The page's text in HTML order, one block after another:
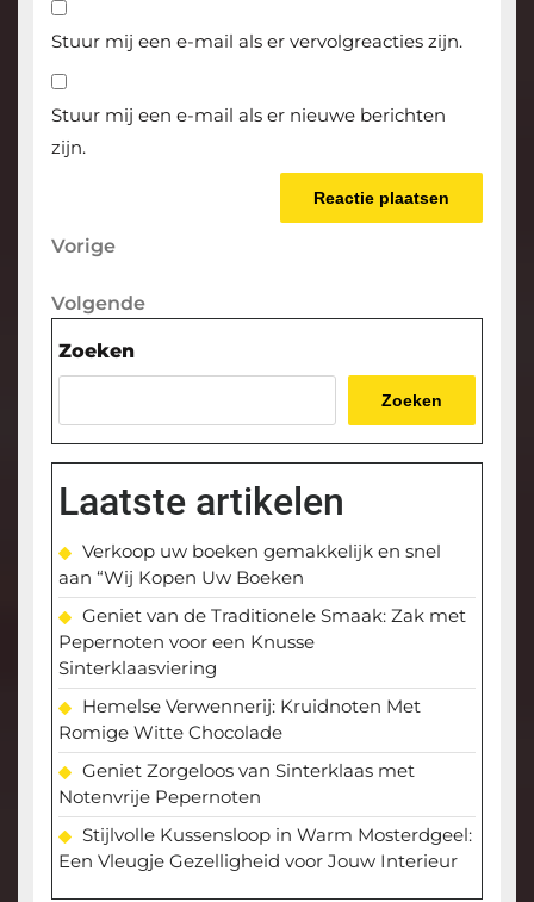
Stuur mij een e-mail als er vervolgreacties zijn.
Stuur mij een e-mail als er nieuwe berichten
zijn.
Berichtnavigatie
Vorige
Vorige
Volgende
Volgende
Zoeken
Zoeken
Laatste artikelen
Verkoop uw boeken gemakkelijk en snel
aan “Wij Kopen Uw Boeken
Geniet van de Traditionele Smaak: Zak met
Pepernoten voor een Knusse
Sinterklaasviering
Hemelse Verwennerij: Kruidnoten Met
Romige Witte Chocolade
Geniet Zorgeloos van Sinterklaas met
Notenvrije Pepernoten
Stijlvolle Kussensloop in Warm Mosterdgeel:
Een Vleugje Gezelligheid voor Jouw Interieur